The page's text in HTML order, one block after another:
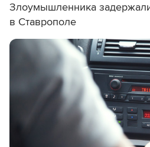
Злоумышленника
в Ставрополе